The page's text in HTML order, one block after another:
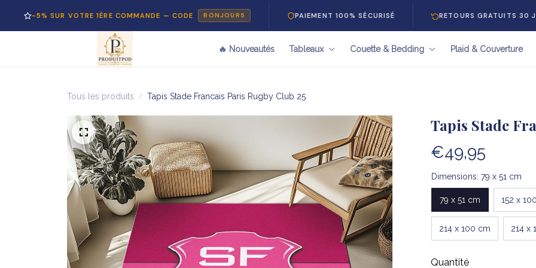
SUR VOTRE 1ÈRE COMMANDE — CODE BONJOUR5 PAIEMENT 100% SÉCURISÉ RETOURS GRATUITS 30 JOURS
🔥 Nouveautés Tableaux Couette & Bedding Plaid & Couverture
Tous les produits Tapis Stade Francais Paris Rugby Club 25
Tapis Stade
€49,95
Dimensions: 79 x 51 cm
79 x 51 cm 152 x
214 x 100 cm 214 x
Quantité